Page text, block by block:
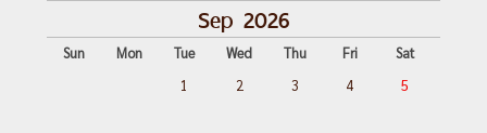
Sep 2026
Sun Mon Tue Wed Thu Fri
Sat
1
2 3 4 5